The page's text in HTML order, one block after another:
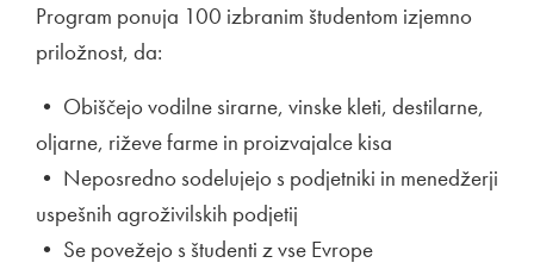
Program ponuja 100 izbranim študentom izjemno
priložnost, da:
• Obiščejo vodilne sirarne, vinske kleti, destilarne,
oljarne, riževe farme in proizvajalce kisa
• Neposredno sodelujejo s podjetniki in menedžerji
uspešnih agroživilskih podjetij
• Se povežejo s študenti z vse Evrope